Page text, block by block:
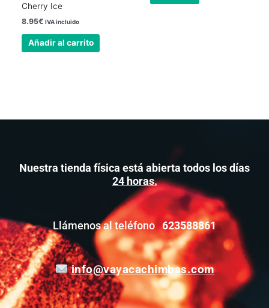
Cherry Ice
8.95€ IVA incluido
Añadir al carrito
Nuestra tienda física está abierta todos los días
24 horas.
Llámenos al teléfono623588861
info@vayacachimbas.com